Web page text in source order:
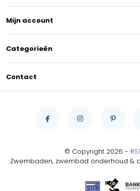
Mijn account
Categorieën
Contact
© Copyright 2026 -
Zwembaden, zwembad onderhoud &